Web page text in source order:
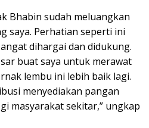
Bhabin sudah meluangkan
saya. Perhatian seperti ini
dihargai dan didukung.
buat saya untuk merawat
lembu ini lebih baik lagi.
menyediakan pangan
masyarakat sekitar,” ungkap